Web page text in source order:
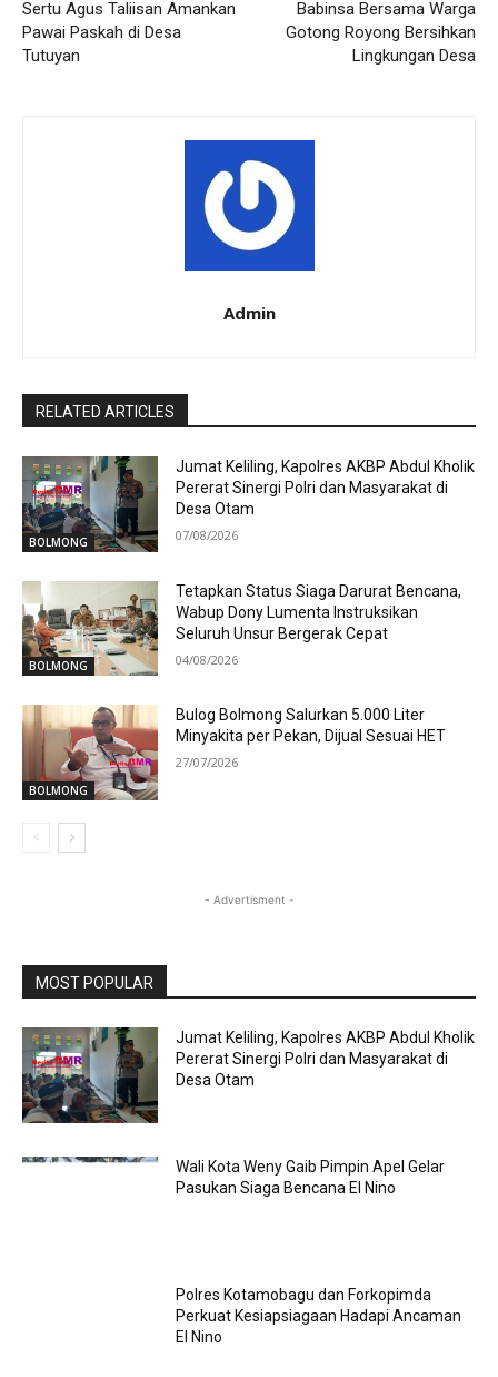
Sertu Agus Taliisan Amankan
Pawai Paskah di Desa
Tutuyan
Babinsa Bersama Warga
Gotong Royong Bersihkan
Lingkungan Desa
Admin
RELATED ARTICLES
BOLMONG
Jumat Keliling, Kapolres AKBP Abdul Kholik
Pererat Sinergi Polri dan Masyarakat di
Desa Otam
07/08/2026
BOLMONG
Tetapkan Status Siaga Darurat Bencana,
Wabup Dony Lumenta Instruksikan
Seluruh Unsur Bergerak Cepat
04/08/2026
BOLMONG
Bulog Bolmong Salurkan 5.000 Liter
Minyakita per Pekan, Dijual Sesuai HET
27/07/2026
- Advertisment -
MOST POPULAR
Jumat Keliling, Kapolres AKBP Abdul Kholik
Pererat Sinergi Polri dan Masyarakat di
Desa Otam
Wali Kota Weny Gaib Pimpin Apel Gelar
Pasukan Siaga Bencana El Nino
Polres Kotamobagu dan Forkopimda
Perkuat Kesiapsiagaan Hadapi Ancaman
El Nino